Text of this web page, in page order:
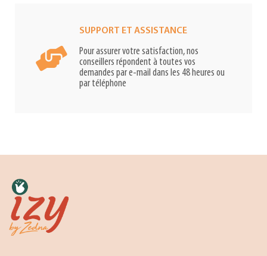
SUPPORT ET ASSISTANCE
Pour assurer votre satisfaction, nos
conseillers répondent à toutes vos
demandes par e-mail dans les 48 heures ou
par téléphone